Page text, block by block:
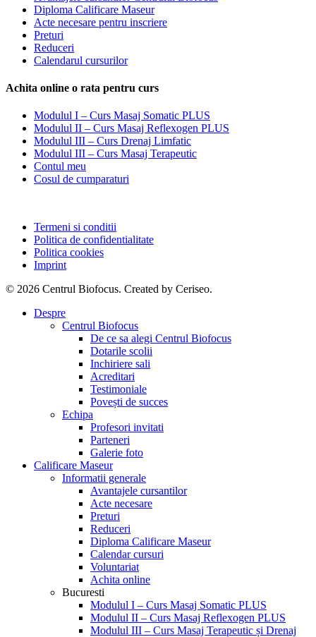
Diploma Calificare Maseur
Acte necesare pentru inscriere
Preturi
Reduceri
Calendarul cursurilor
Achita online o rata pentru curs
Modulul I – Curs Masaj Somatic PLUS
Modulul II – Curs Masaj Reflexogen PLUS
Modulul III – Curs Drenaj Limfatic
Modulul III – Curs Masaj Terapeutic
Contul meu
Cosul de cumparaturi
Termeni si conditii
Politica de confidentialitate
Politica cookies
Imprint
© 2026 Centrul Biofocus. Created by Ceriseo.
Close
Despre
Centrul Biofocus
De ce sa alegi Centrul Biofocus
Dotarile scolii
Inchiriere sali
Acreditari
Testimoniale
Povești de succes
Echipa
Profesori invitati
Parteneri
Galerie foto
Calificare Maseur
Informatii generale
Avantajele cursantilor
Acte necesare
Preturi
Reduceri
Diploma Calificare Maseur
Calendar cursuri
Voluntariat
Achita online
Bucuresti
Modulul I – Curs Masaj Somatic PLUS
Modulul II – Curs Masaj Reflexogen PLUS
Modulul III – Curs Masaj Terapeutic și Drenaj